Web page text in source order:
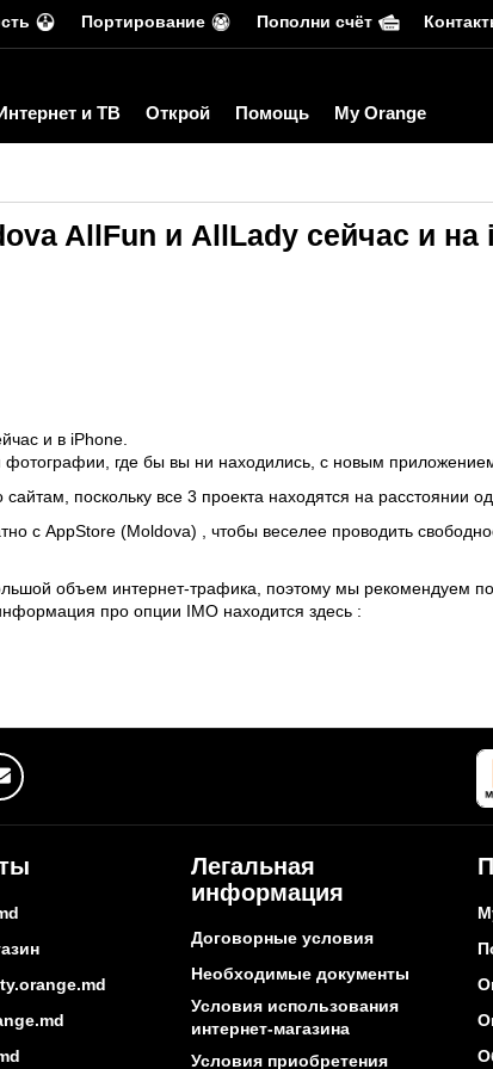
Портирование Пополни счёт
и ТВ Открой Помощь My Orange
AllFun и AllLady сейчас и на
и в iPhone.
фотографии, где бы вы ни находились, с новым
поскольку все 3 проекта находятся на расстоянии
с AppStore (Moldova) , чтобы веселее проводить
объем интернет-трафика, поэтому мы рекомендуем
про опции IMO находится здесь :
Легальная
информация
Договорные условия
Необходимые документы
Условия использования
интернет-магазина
Условия приобретения